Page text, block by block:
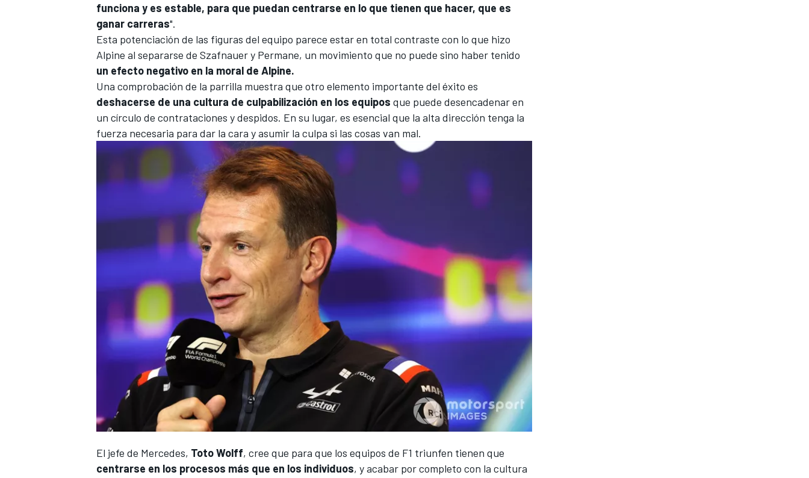
funciona y es estable, para que puedan centrarse en lo que tienen que hacer, que es
ganar carreras".
Esta potenciación de las figuras del equipo parece estar en total contraste con lo que hizo
Alpine al separarse de Szafnauer y Permane, un movimiento que no puede sino haber tenido
un efecto negativo en la moral de Alpine.
Una comprobación de la parrilla muestra que otro elemento importante del éxito es
deshacerse de una cultura de culpabilización en los equipos que puede desencadenar en
un círculo de contrataciones y despidos. En su lugar, es esencial que la alta dirección tenga la
fuerza necesaria para dar la cara y asumir la culpa si las cosas van mal.
El jefe de Mercedes, Toto Wolff, cree que para que los equipos de F1 triunfen tienen que
centrarse en los procesos más que en los individuos, y acabar por completo con la cultura